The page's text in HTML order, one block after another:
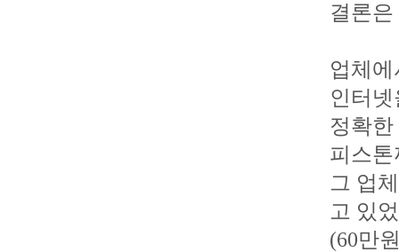
결론
업체
인터
정확
피스
그 업
고 있
(60만